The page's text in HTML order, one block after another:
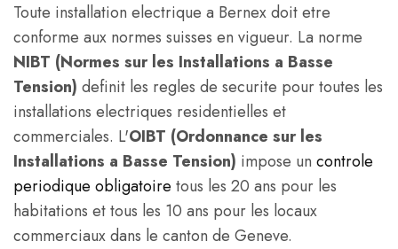
Toute installation electrique a Bernex doit etre
conforme aux normes suisses en vigueur. La norme
NIBT (Normes sur les Installations a Basse
Tension) definit les regles de securite pour toutes les
installations electriques residentielles et
commerciales. L'OIBT (Ordonnance sur les
Installations a Basse Tension) impose un controle
periodique obligatoire tous les 20 ans pour les
habitations et tous les 10 ans pour les locaux
commerciaux dans le canton de Geneve.